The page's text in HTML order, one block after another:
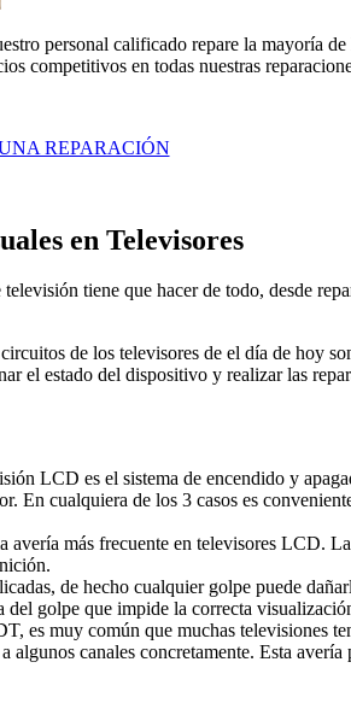
personal calificado repare la mayoría
competitivos en todas nuestras
REPARACIÓN
en Televisores
tiene que hacer de todo, desde
de los televisores de el día de hoy
estado del dispositivo y realizar las
LCD es el sistema de encendido y
cualquiera de los 3 casos es
más frecuente en televisores LCD.
de hecho cualquier golpe puede
golpe que impide la correcta
es muy común que muchas televisiones
canales concretamente. Esta